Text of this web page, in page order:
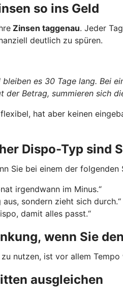
so ins Geld
Zinsen taggenau. Jeder
deutlich zu spüren.
es 30 Tage lang. Bei
Betrag, summieren sich
hat aber keinen
Dispo-Typ sind
Sie bei einem der
irgendwann im Minus.“
sondern zieht sich durch.“
damit alles passt.“
wenn Sie
nutzen, ist vor allem
ausgleichen